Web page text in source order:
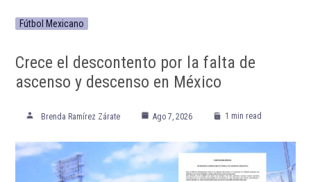
Fútbol Mexicano
Crece el descontento por la falta de
ascenso y descenso en México
Brenda Ramírez Zárate Ago 7, 2026 1 min read